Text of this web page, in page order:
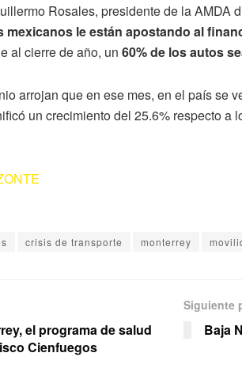
Rosales, presidente de la AMDA
mexicanos le están apostando al
al cierre de año, un 60% de los autos
arrojan que en ese mes, en el país se
un crecimiento del 25.6% respecto a
crisis de transporte monterrey
el programa de salud
Cienfuegos
Siguiente
Baja